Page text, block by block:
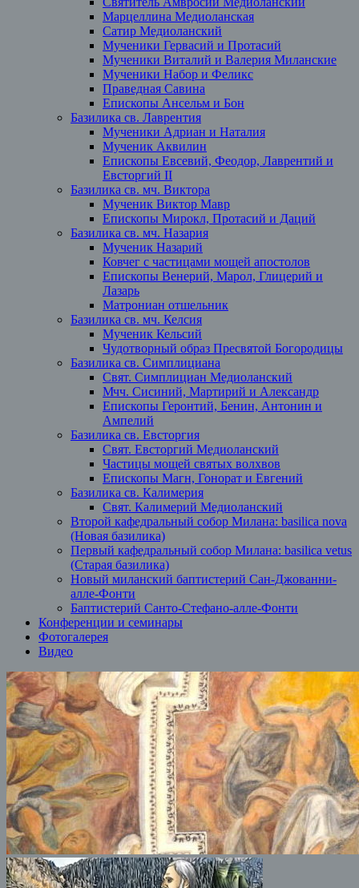
Марцеллина Медиоланская
Сатир Медиоланский
Мученики Гервасий и Протасий
Мученики Виталий и Валерия Миланские
Мученики Набор и Феликс
Праведная Савина
Епископы Ансельм и Бон
Базилика св. Лаврентия
Мученики Адриан и Наталия
Мученик Аквилин
Епископы Евсевий, Феодор, Лаврентий и
Евсторгий II
Базилика св. мч. Виктора
Мученик Виктор Мавр
Епископы Мирокл, Протасий и Даций
Базилика св. мч. Назария
Мученик Назарий
Ковчег с частицами мощей апостолов
Епископы Венерий, Марол, Глицерий и
Лазарь
Матрониан отшельник
Базилика св. мч. Келсия
Мученик Кельсий
Чудотворный образ Пресвятой Богородицы
Базилика св. Симплициана
Свят. Симплициан Медиоланский
Мчч. Сисиний, Мартирий и Александр
Епископы Геронтий, Бенин, Антонин и
Ампелий
Базилика св. Евсторгия
Свят. Евсторгий Медиоланский
Частицы мощей святых волхвов
Епископы Магн, Гонорат и Евгений
Базилика св. Калимерия
Свят. Калимерий Медиоланский
Второй кафедральный собор Милана: basilica nova
(Новая базилика)
Первый кафедральный собор Милана: basilica vetus
(Старая базилика)
Новый миланский баптистерий Сан-Джованни-
алле-Фонти
Баптистерий Санто-Стефано-алле-Фонти
Конференции и семинары
Фотогалерея
Видео